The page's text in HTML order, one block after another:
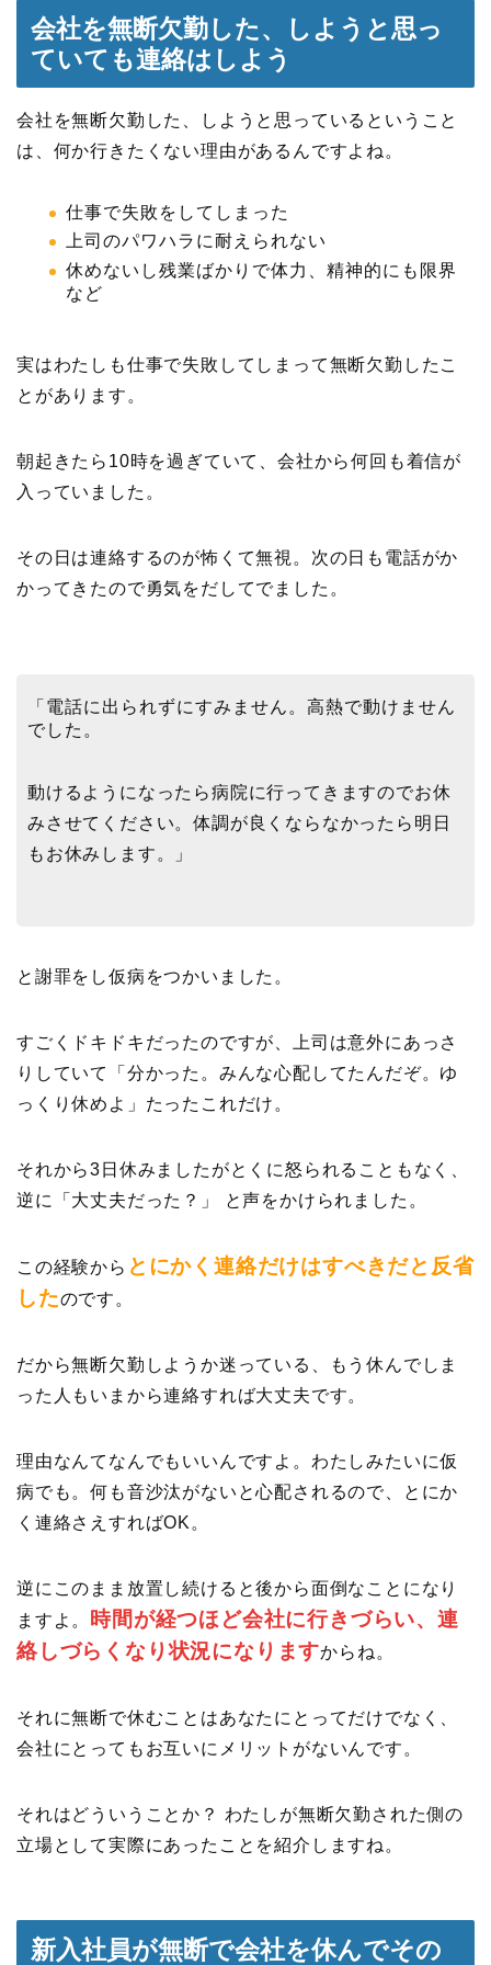
会社を無断欠勤した、しようと思っ
ていても連絡はしよう
会社を無断欠勤した、しようと思っているということ
は、何か行きたくない理由があるんですよね。
仕事で失敗をしてしまった
上司のパワハラに耐えられない
休めないし残業ばかりで体力、精神的にも限界
など
実はわたしも仕事で失敗してしまって無断欠勤したこ
とがあります。
朝起きたら10時を過ぎていて、会社から何回も着信が
入っていました。
その日は連絡するのが怖くて無視。次の日も電話がか
かってきたので勇気をだしてでました。
「電話に出られずにすみません。高熱で動けません
でした。
動けるようになったら病院に行ってきますのでお休
みさせてください。体調が良くならなかったら明日
もお休みします。」
と謝罪をし仮病をつかいました。
すごくドキドキだったのですが、上司は意外にあっさ
りしていて「分かった。みんな心配してたんだぞ。ゆ
っくり休めよ」たったこれだけ。
それから3日休みましたがとくに怒られることもなく、
逆に「大丈夫だった？」 と声をかけられました。
この経験から とにかく連絡だけはすべきだと反省
したのです。
だから無断欠勤しようか迷っている、もう休んでしま
った人もいまから連絡すれば大丈夫です。
理由なんてなんでもいいんですよ。わたしみたいに仮
病でも。何も音沙汰がないと心配されるので、とにか
く連絡さえすればOK。
逆にこのまま放置し続けると後から面倒なことになり
ますよ。
時間が経つほど会社に行きづらい、連
絡しづらくなり状況になりますからね。
それに無断で休むことはあなたにとってだけでなく、
会社にとってもお互いにメリットがないんです。
それはどういうことか？ わたしが無断欠勤された側の
立場として実際にあったことを紹介しますね。
新入社員が無断で会社を休んでその